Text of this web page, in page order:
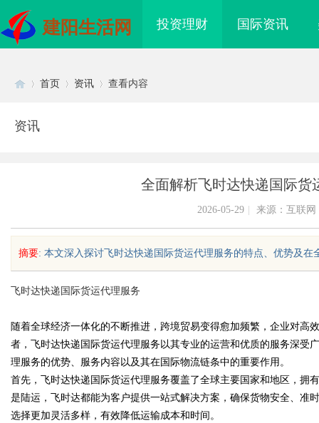
建阳生活网 投资理财 国际资讯
sc
首页 资讯 查看内容
资讯
全面解析飞时达快递国际货
2026-05-29 来源：互联网
摘要: 本文深入探讨飞时达快递国际货运代理服务的特点、优势及
飞时达快递国际货运代理服务
随着全球经济一体化的不断推进，跨境贸易变得愈加频繁，企业对高
者，飞时达快递国际货运代理服务以其专业的运营和优质的服务深受
理服务的优势、服务内容以及其在国际物流链条中的重要作用。
首先，飞时达快递国际货运代理服务覆盖了全球主要国家和地区，拥
是陆运，飞时达都能为客户提供一站式解决方案，确保货物安全、准
选择更加灵活多样，有效降低运输成本和时间。
的眉眼唇，才是你整张脸的点睛
笔！淡颜系女生的气质加分项